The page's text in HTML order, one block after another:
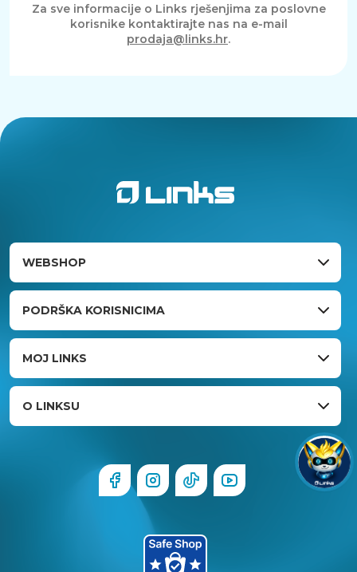
Za sve informacije o Links rješenjima za poslovne
korisnike kontaktirajte nas na e-mail
prodaja@links.hr.
WEBSHOP
PODRŠKA KORISNICIMA
MOJ LINKS
O LINKSU